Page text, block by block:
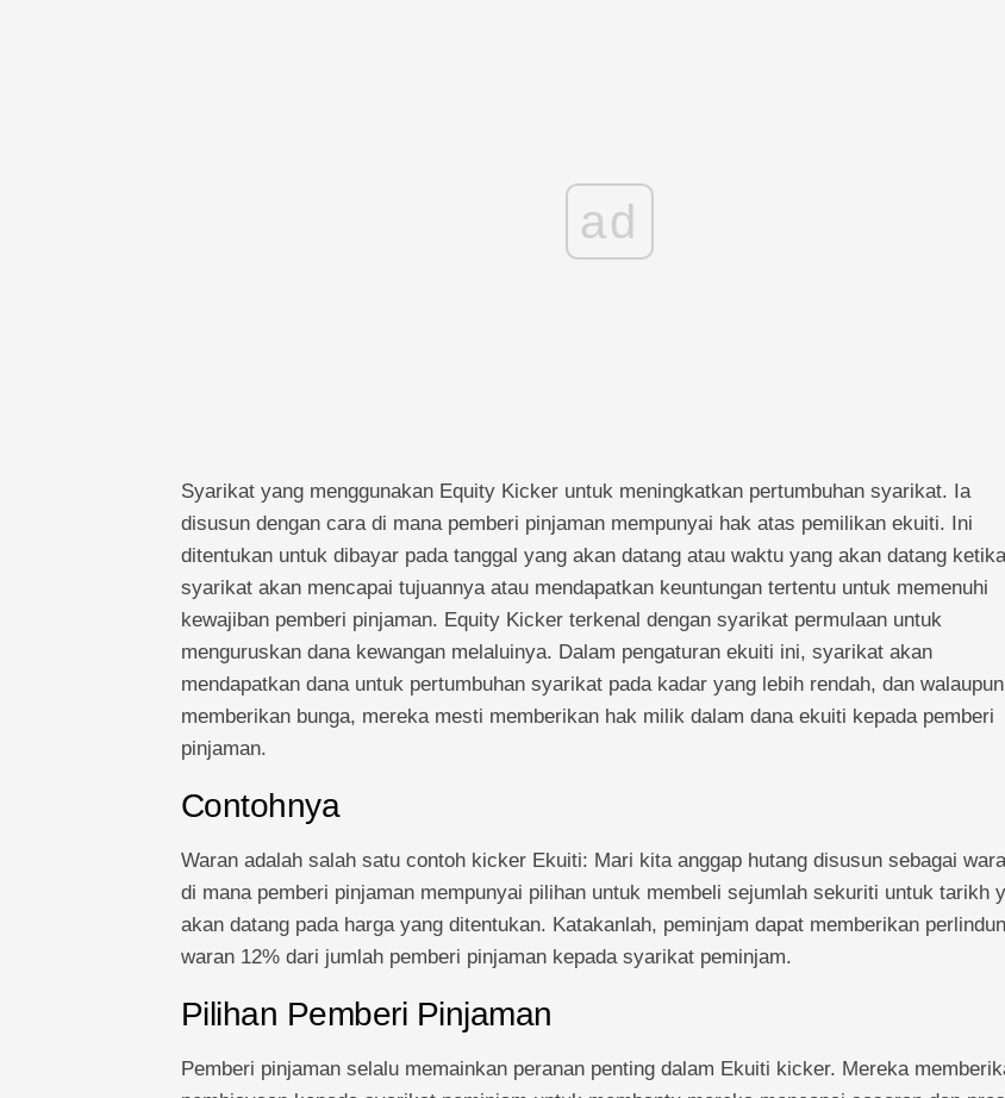
ad
Syarikat yang menggunakan Equity Kicker untuk meningkatkan pertumbuhan syarikat. Ia
disusun dengan cara di mana pemberi pinjaman mempunyai hak atas pemilikan ekuiti. Ini
ditentukan untuk dibayar pada tanggal yang akan datang atau waktu yang akan datang ketika
syarikat akan mencapai tujuannya atau mendapatkan keuntungan tertentu untuk memenuhi
kewajiban pemberi pinjaman. Equity Kicker terkenal dengan syarikat permulaan untuk
menguruskan dana kewangan melaluinya. Dalam pengaturan ekuiti ini, syarikat akan
mendapatkan dana untuk pertumbuhan syarikat pada kadar yang lebih rendah, dan walaupun
memberikan bunga, mereka mesti memberikan hak milik dalam dana ekuiti kepada pemberi
pinjaman.
Contohnya
Waran adalah salah satu contoh kicker Ekuiti: Mari kita anggap hutang disusun sebagai
di mana pemberi pinjaman mempunyai pilihan untuk membeli sejumlah sekuriti untuk tarikh
akan datang pada harga yang ditentukan. Katakanlah, peminjam dapat memberikan
waran 12% dari jumlah pemberi pinjaman kepada syarikat peminjam.
Pilihan Pemberi Pinjaman
Pemberi pinjaman selalu memainkan peranan penting dalam Ekuiti kicker. Mereka